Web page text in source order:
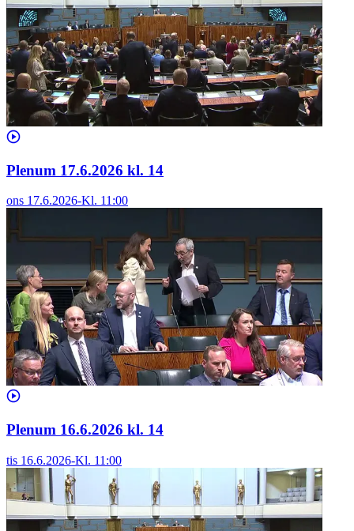
Plenum 17.6.2026 kl. 14
ons 17.6.2026-Kl. 11:00
Plenum 16.6.2026 kl. 14
tis 16.6.2026-Kl. 11:00